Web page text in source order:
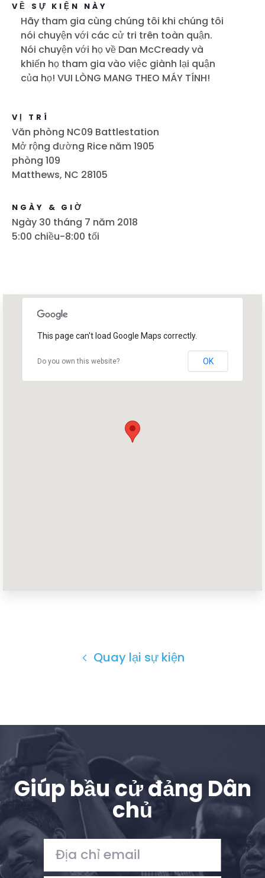
VỀ SỰ KIỆN NÀY
Hãy tham gia cùng chúng tôi khi chúng tôi
nói chuyện với các cử tri trên toàn quận.
Nói chuyện với họ về Dan McCready và
khiến họ tham gia vào việc giành lại quận
của họ! VUI LÒNG MANG THEO MÁY TÍNH!
VỊ TRÍ
Văn phòng NC09 Battlestation
Mở rộng đường Rice năm 1905
phòng 109
Matthews, NC 28105
NGÀY & GIỜ
Ngày 30 tháng 7 năm 2018
5:00 chiều-8:00 tối
This page can't load Google Maps correctly.
Do you own this website? OK
Quay lại sự kiện
Giúp bầu cử đảng Dân
chủ